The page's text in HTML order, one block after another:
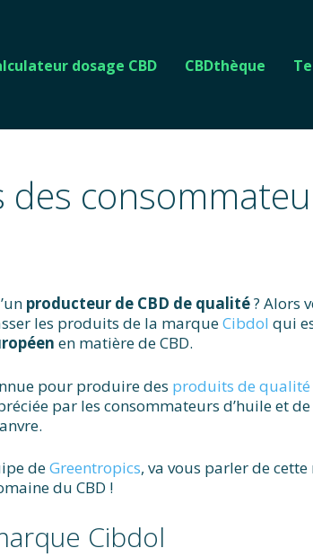
dosage CBD CBDthèque
des
producteur de CBD de qualité? Alors
les produits de la marqueCibdol qui
en matière de CBD.
pour produire des produits de qualité
par les consommateurs d’huile et
deGreentropics, va vous parler de
du CBD !
Cibdol